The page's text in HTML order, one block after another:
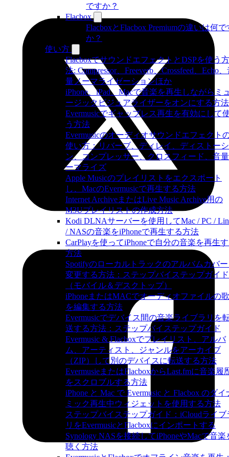
ですか？
Flacbox
FlacboxとFlacbox Premiumの違いは何で
か？
使い方
FlacboxでサウンドエフェクトとDSPを使う方
法: Compressor、Freeverb、Crossfeed、Echo
量ノーマライゼーションほか
iPhone、iPad、Macで音楽を再生しながらミ
ージックビジュアライザーをオンにする方法
Evermusicでギャップレス再生を有効にして
う方法
Evermusicのオーディオサウンドエフェクト
使い方：リバーブ、ディレイ、ディストー
ン、コンプレッサー、クロスフィード、音
ーマライズ
Apple Musicのプレイリストをエクスポート
し、MacのEvermusicで再生する方法
Internet ArchiveまたはLive Music Archive用の
M3Uプレイリストの作成方法
Kodi DLNAサーバーを使用してMac / PC /
/ NASの音楽をiPhoneで再生する方法
CarPlayを使ってiPhoneで自分の音楽を再生
方法
Spotifyのローカルトラックのアルバムカバ
変更する方法：ステップバイステップガイド
（モバイル＆デスクトップ）
iPhoneまたはMACでオーディオファイルの
を編集する方法
Evermusicでデバイス間の音楽ライブラリを
送する方法：ステップバイステップガイド
Evermusic & Flacboxでプレイリスト、アルバ
ム、アーティスト、ジャンルをアーカイブ
（ZIP）して別のデバイスに転送する方法
EvermusieまたはFlacboxからLast.fmに音楽履
をスクロブルする方法
iPhone と Mac で Evermusic と Flacbox のダイ
ミック再生中ウィジェットを使用する方法
ステップバイステップガイド：iCloudライブ
リをEvermusicとFlacboxにインポートする
Synology NASを接続してiPhoneやMacで音楽
聴く方法